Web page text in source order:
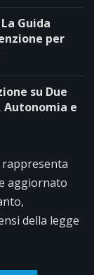
Guida
per
su Due
Autonomia e
rappresenta
aggiornato
della legge